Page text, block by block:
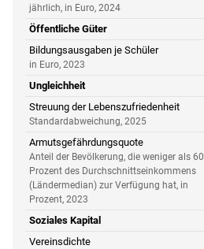
jährlich, in Euro, 2024
Öffentliche Güter
Bildungsausgaben je Schüler
in Euro, 2023
Ungleichheit
Streuung der Lebenszufriedenheit
Standardabweichung, 2025
Armutsgefährdungsquote
Anteil der Bevölkerung, die weniger als 60
Prozent des Durchschnittseinkommens
(Ländermedian) zur Verfügung hat, in
Prozent, 2023
Soziales Kapital
Vereinsdichte